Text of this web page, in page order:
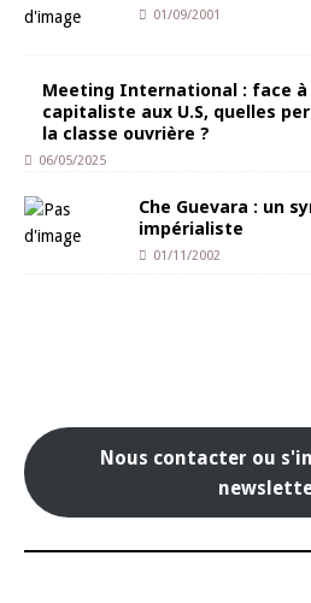
01/09/2001
Meeting International : face à
capitaliste aux U.S, quelles
la classe ouvrière ?
06/05/2025
Che Guevara : un
impérialiste
01/11/2002
Nous contacter ou